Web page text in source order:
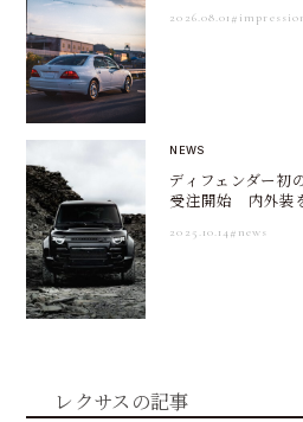
2026.08.01
NEWS
ディフェンダー
受注開始 内外装
2025.10.14 #news
レクサスの記事